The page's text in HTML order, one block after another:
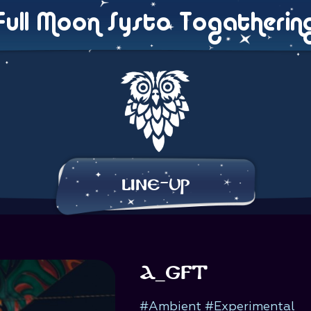
Moon Systo
Line-Up
a_gft
#Ambient #Experimental